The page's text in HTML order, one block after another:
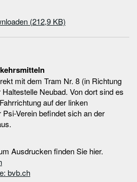
(212,9 KB)
mit dem Tram Nr. 8 (in Richtung
Neubad. Von dort sind es
auf der linken
Verein befindet sich an der
Ausdrucken finden Sie hier.
bvb.ch